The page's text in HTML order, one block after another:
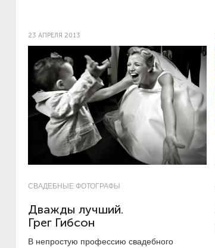
23 АПРЕЛЯ 2013
СВАДЕБНЫЕ ФОТОГРАФЫ
Дважды лучший.
Грег Гибсон
В непростую профессию свадебного